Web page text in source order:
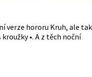
verze hororu Kruh, ale
•. A z těch noční